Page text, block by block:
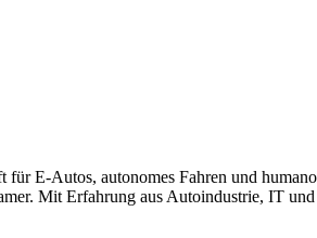
E-Autos, autonomes Fahren und
Mit Erfahrung aus Autoindustrie, IT